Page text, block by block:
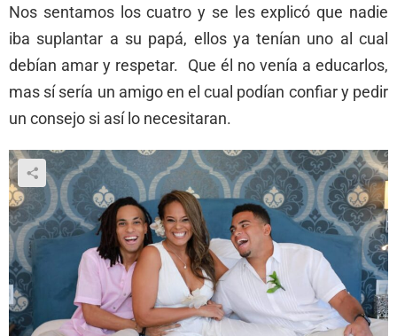
Nos sentamos los cuatro y se les explicó que nadie
iba suplantar a su papá, ellos ya tenían uno al cual
debían amar y respetar. Que él no venía a educarlos,
mas sí sería un amigo en el cual podían confiar y pedir
un consejo si así lo necesitaran.